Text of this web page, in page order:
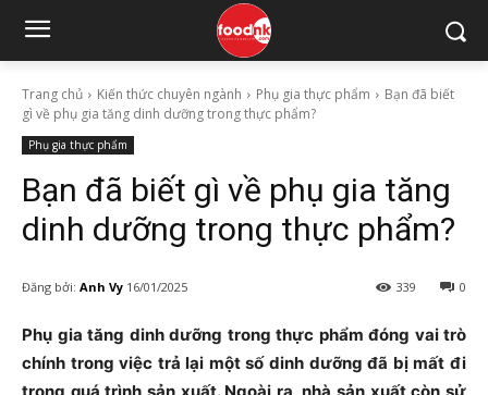
Trang chủ Kiến thức chuyên ngành Phụ gia thực phẩm
Bạn đã biết
gì về phụ gia tăng dinh dưỡng trong thực phẩm?
Phụ gia thực phẩm
Bạn đã biết gì về phụ gia tăng
dinh dưỡng trong thực phẩm?
Đăng bởi: Anh Vy 16/01/2025 0
339
Phụ gia tăng dinh dưỡng trong thực phẩm đóng vai trò
chính trong việc trả lại một số dinh dưỡng đã bị mất đi